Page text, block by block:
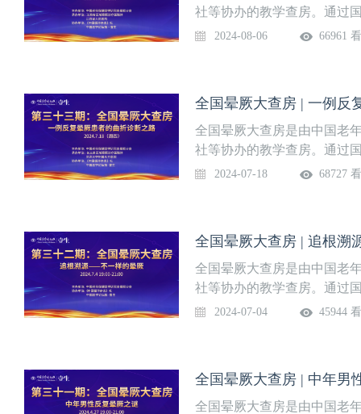
社等协办的教学查房。通过
见的晕厥病例进行讨论，并
8月6日（周二）查房专家团
2024-08-06 66961
全国晕厥大查房 | 一例反
全国晕厥大查房是由中国老
社等协办的教学查房。通过
见的晕厥病例进行讨论，并
月18日（周四）查房专家团
2024-07-18 68727
全国晕厥大查房 | 追根
全国晕厥大查房是由中国老
社等协办的教学查房。通过
见的晕厥病例进行讨论，并
（周四）查房专家团：
2024-07-04 45944
全国晕厥大查房 | 中年男
全国晕厥大查房是由中国老